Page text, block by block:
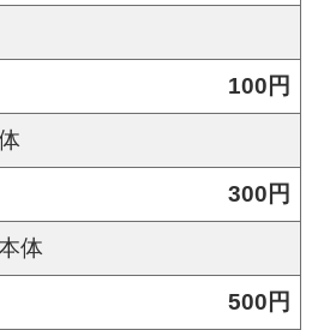
100円
300円
体
500円